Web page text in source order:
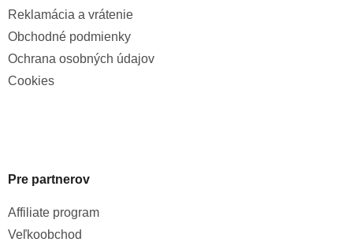
Reklamácia a vrátenie
Obchodné podmienky
Ochrana osobných údajov
Cookies
Pre partnerov
Affiliate program
Veľkoobchod